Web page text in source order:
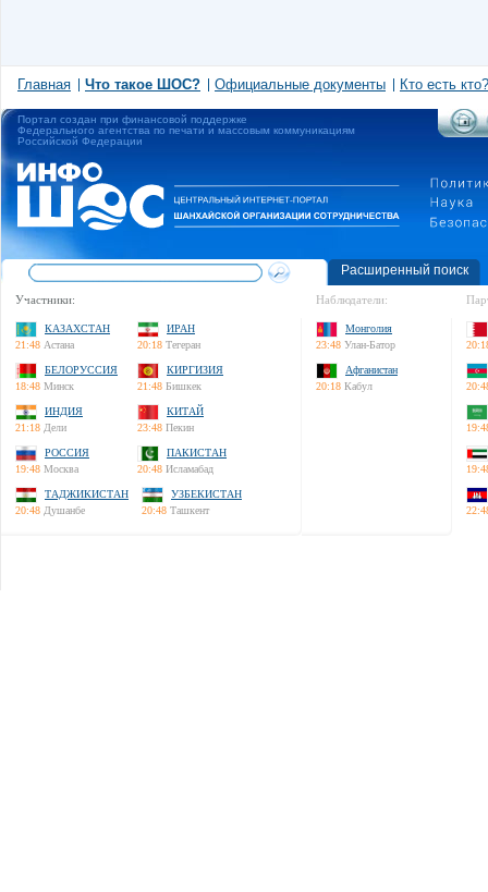
Главная Что такое ШОС? Официальные документы Кто есть кто?
Портал создан при финансовой поддержке
Федерального агентства по печати и массовым коммуникациям
Российской Федерации
Расширенный поиск
Участники:
КАЗАХСТАН
21:48 Астана
ИРАН
20:18 Тегеран
БЕЛОРУССИЯ
18:48 Минск
КИРГИЗИЯ
21:48 Бишкек
ИНДИЯ
21:18 Дели
КИТАЙ
23:48 Пекин
РОССИЯ
19:48 Москва
ПАКИСТАН
20:48 Исламабад
ТАДЖИКИСТАН
20:48 Душанбе
УЗБЕКИСТАН
20:48 Ташкент
Наблюдатели:
Монголия
23:48 Улан-Батор
Афганистан
20:18 Кабул